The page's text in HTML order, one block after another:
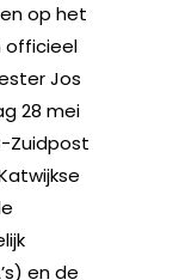
op het
officieel
Jos
28 mei
Zuidpost
en de